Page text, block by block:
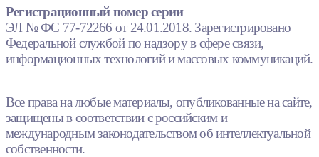
Регистрационный номер серии
ЭЛ № ФС 77-72266 от 24.01.2018. Зарегистрировано
Федеральной службой по надзору в сфере связи,
информационных технологий и массовых коммуникаций.
Все права на любые материалы, опубликованные на сайте,
защищены в соответствии с российским и
международным законодательством об интеллектуальной
собственности.